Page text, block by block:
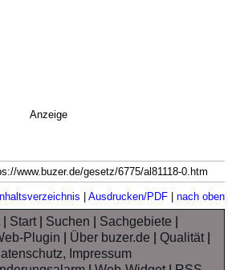
Anzeige
www.buzer.de/gesetz/6775/al81118-0.htm
| Ausdrucken/PDF| nach oben
| Start| Suchen Sachgebiete
Plugin Über buzer.de |Qualität|
Impressum